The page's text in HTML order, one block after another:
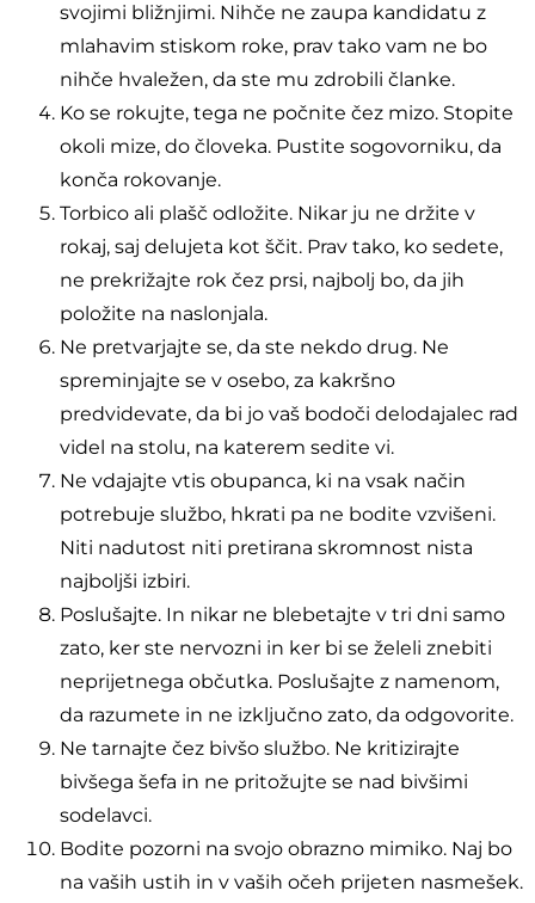
svojimi bližnjimi. Nihče ne zaupa kandidatu z
mlahavim stiskom roke, prav tako vam ne bo
nihče hvaležen, da ste mu zdrobili članke.
Ko se rokujte, tega ne počnite čez mizo. Stopite
okoli mize, do človeka. Pustite sogovorniku, da
konča rokovanje.
Torbico ali plašč odložite. Nikar ju ne držite v
rokaj, saj delujeta kot ščit. Prav tako, ko sedete,
ne prekrižajte rok čez prsi, najbolj bo, da jih
položite na naslonjala.
Ne pretvarjajte se, da ste nekdo drug. Ne
spreminjajte se v osebo, za kakršno
predvidevate, da bi jo vaš bodoči delodajalec rad
videl na stolu, na katerem sedite vi.
Ne vdajajte vtis obupanca, ki na vsak način
potrebuje službo, hkrati pa ne bodite vzvišeni.
Niti nadutost niti pretirana skromnost nista
najboljši izbiri.
Poslušajte. In nikar ne blebetajte v tri dni samo
zato, ker ste nervozni in ker bi se želeli znebiti
neprijetnega občutka. Poslušajte z namenom,
da razumete in ne izključno zato, da odgovorite.
Ne tarnajte čez bivšo službo. Ne kritizirajte
bivšega šefa in ne pritožujte se nad bivšimi
sodelavci.
Bodite pozorni na svojo obrazno mimiko. Naj bo
na vaših ustih in v vaših očeh prijeten nasmešek.